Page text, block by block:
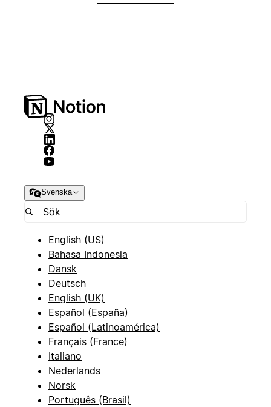
Svenska
English (US)
Bahasa Indonesia
Dansk
Deutsch
English (UK)
Español (España)
Español (Latinoamérica)
Français (France)
Italiano
Nederlands
Norsk
Português (Brasil)